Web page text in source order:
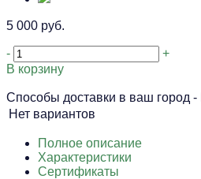
5 000 руб.
-
+
В корзину
Способы доставки в ваш город -
Нет вариантов
Полное описание
Характеристики
Сертификаты